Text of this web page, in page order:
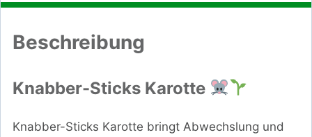
Beschreibung
Knabber-Sticks Karotte
Knabber-Sticks Karotte bringt Abwechslung und